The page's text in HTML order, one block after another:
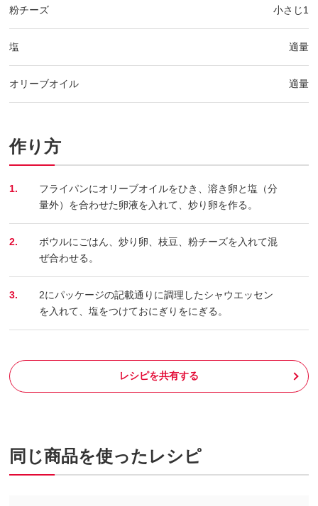
粉チーズ 小さじ1
塩 適量
オリーブオイル 適量
作り方
1.
フライパンにオリーブオイルをひき、溶き卵と塩（分
量外）を合わせた卵液を入れて、炒り卵を作る。
2.
ボウルにごはん、炒り卵、枝豆、粉チーズを入れて混
ぜ合わせる。
3.
2にパッケージの記載通りに調理したシャウエッセン
を入れて、塩をつけておにぎりをにぎる。
レシピを共有する
同じ商品を使ったレシピ